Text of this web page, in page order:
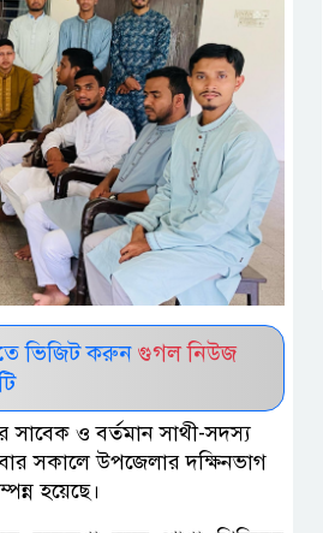
ভিজিট করুন গুগল নিউজ
সাবেক ও বর্তমান সাথী-সদস্য
সকালে উপজেলার দক্ষিনভাগ
হয়েছে।